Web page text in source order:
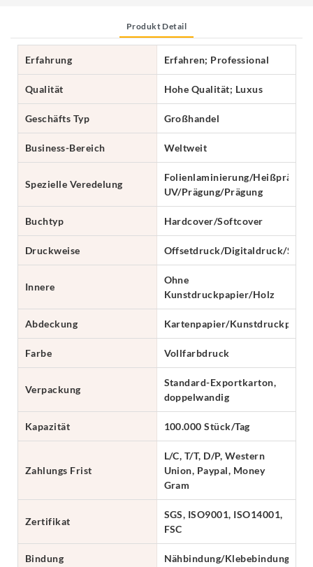
Produkt Detail
Erfahrung Erfahren; Professional
Qualität Hohe Qualität; Luxus
Geschäfts Typ Großhandel
Business-Bereich Weltweit
Spezielle Veredelung
Folienlaminierung/
UV/Prägung/Prägung
Buchtyp Hardcover/Softcover
Druckweise Offsetdruck/Digitaldruck/
Innere
Ohne
Kunstdruckpapier/Holz
Abdeckung Kartenpapier/
Farbe Vollfarbdruck
Verpackung
Standard-Exportkarton,
doppelwandig
Kapazität 100.000 Stück/Tag
Zahlungs Frist
L/C, T/T, D/P, Western
Union, Paypal, Money
Gram
Zertifikat
SGS, ISO9001, ISO14001,
FSC
Bindung Nähbindung/Klebebindung/